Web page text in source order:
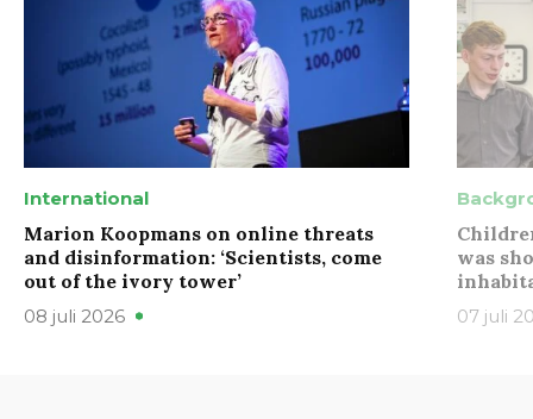
International
Marion Koopmans on online threats
and disinformation: ‘Scientists, come
out of the ivory tower’
08 juli 2026
was
07 juli